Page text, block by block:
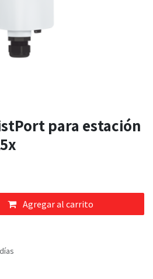
para estación
Agregar al carrito